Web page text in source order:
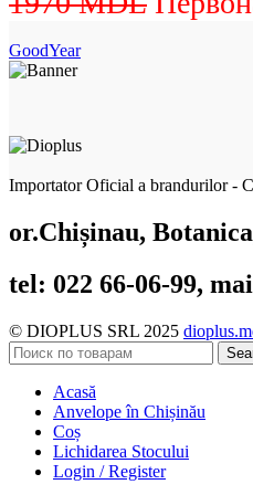
GoodYear
Importator Oficial a brandurilor
or.Chișinau,
tel: 022 66-06-99,
© DIOPLUS SRL 2025
Acasă
Anvelope în Chișinău
Coș
Lichidarea Stocului
Login / Register